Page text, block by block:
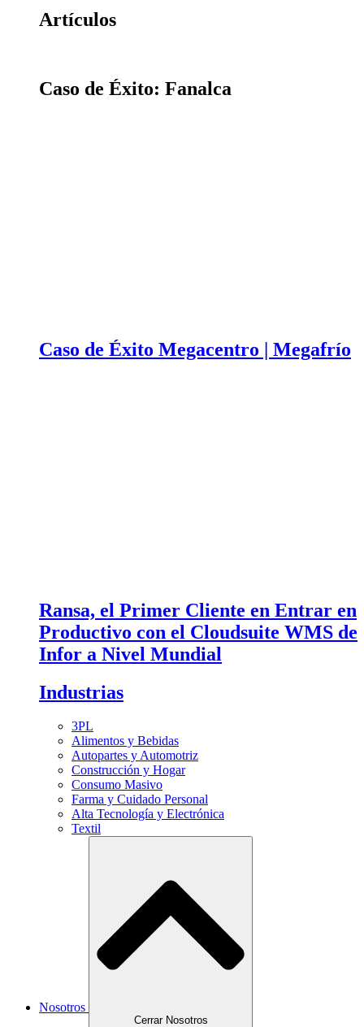
Artículos
Caso de Éxito: Fanalca
Caso de Éxito Megacentro | Megafrío
Ransa, el Primer Cliente en Entrar en
Productivo con el Cloudsuite WMS de
Infor a Nivel Mundial
Industrias
3PL
Alimentos y Bebidas
Autopartes y Automotriz
Construcción y Hogar
Consumo Masivo
Farma y Cuidado Personal
Alta Tecnología y Electrónica
Textil
Nosotros
Cerrar Nosotros